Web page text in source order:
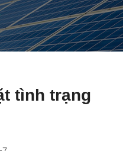
tình trạng